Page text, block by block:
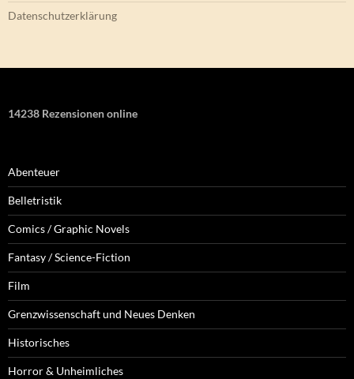
Datenschutzerklärung
14238 Rezensionen online
Abenteuer
Belletristik
Comics / Graphic Novels
Fantasy / Science-Fiction
Film
Grenzwissenschaft und Neues Denken
Historisches
Horror & Unheimliches